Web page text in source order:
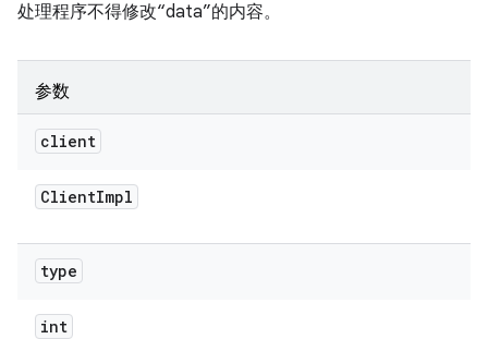
处理程序不得修改“data”的内容。
参数
client
ClientImpl
type
int